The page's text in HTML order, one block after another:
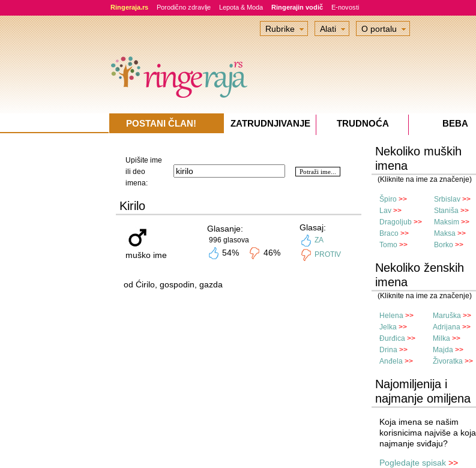
Ringeraja.rs Porodično zdravlje Lepota & Moda Ringerajin vodič E-novosti
Upišite ime
ili deo
imena:
Kirilo
muško ime
Glasanje:
996 glasova
54% 46%
Glasaj:
ZA
PROTIV
od Ćirilo, gospodin, gazda
Nekoliko muških
imena
(Kliknite na ime za značenje)
Špiro >> Srbislav >>
Lav >> Staniša >>
Dragoljub >> Maksim >>
Braco >> Maksa >>
Tomo >> Borko >>
Nekoliko ženskih
imena
(Kliknite na ime za značenje)
Helena >> Maruška >>
Jelka >> Adrijana >>
Đurđica >> Milka >>
Drina >> Majda >>
Anđela >> Živoratka >>
Najomiljenija i
najmanje omiljena
Koja imena se našim
korisnicima najviše a koja
najmanje sviđaju?
Pogledajte spisak >>
Rubrike Alati O portalu
POSTANI ČLAN! ZATRUDNJIVANJE TRUDNOĆA BEBA